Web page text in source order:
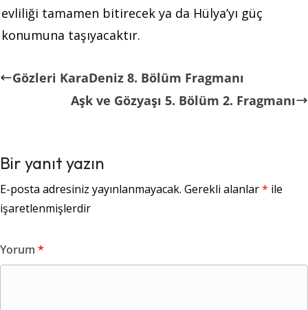
evliliği tamamen bitirecek ya da Hülya’yı güç
konumuna taşıyacaktır.
Gözleri KaraDeniz 8. Bölüm Fragmanı
Aşk ve Gözyaşı 5. Bölüm 2. Fragmanı
Bir yanıt yazın
E-posta adresiniz yayınlanmayacak. Gerekli alanlar* ile
işaretlenmişlerdir
Yorum *